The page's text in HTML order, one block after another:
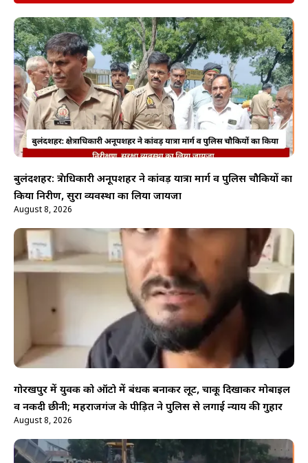
बुलंदशहर: क्षेत्राधिकारी अनूपशहर ने कांवड़ यात्रा मार्ग व पुलिस चौकियों का
किया निरीक्षण, सुरक्षा व्यवस्था का लिया जायजा
August 8, 2026
गोरखपुर में युवक को ऑटो में बंधक बनाकर लूट, चाकू दिखाकर मोबाइल
व नकदी छीनी; महराजगंज के पीड़ित ने पुलिस से लगाई न्याय की गुहार
August 8, 2026